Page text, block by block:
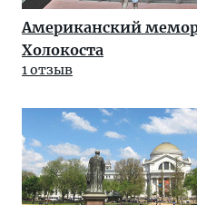
Американский
Холокоста
1 отзыв